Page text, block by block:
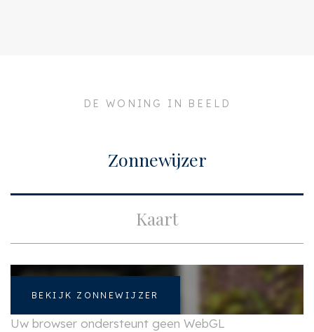
ca. 29m²
Aantal kamers
2
DE WONING IN BEELD
Zonnewijzer
Kaart
BEKIJK ZONNEWIJZER
Uw browser ondersteunt geen WebGL